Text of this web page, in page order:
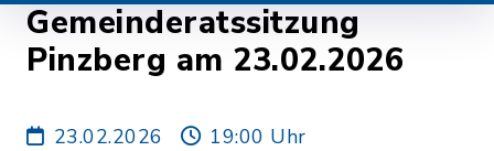
Gemeinderatssitzung
Pinzberg am 23.02.2026
23.02.2026 19:00 Uhr